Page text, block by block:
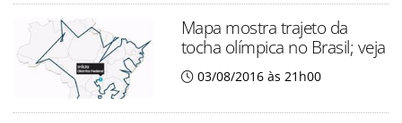
Mapa mostra trajeto da
tocha olímpica no Brasil; veja
03/08/2016 às 21h00